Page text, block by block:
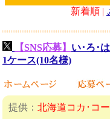
新着順 |
【SNS応募】 い･ろ･
1ケース(10名様)
提供： 北海道コカ･コ